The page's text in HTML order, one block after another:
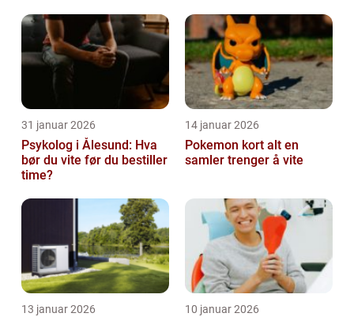
31 januar 2026
Psykolog i Ålesund: Hva
bør du vite før du bestiller
time?
14 januar 2026
Pokemon kort alt en
samler trenger å vite
13 januar 2026 10 januar 2026